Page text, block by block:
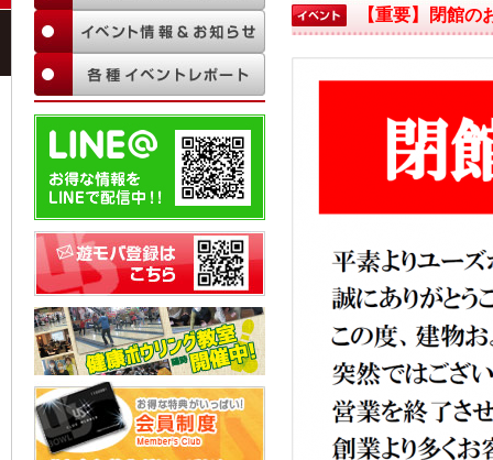
【重要】閉館の